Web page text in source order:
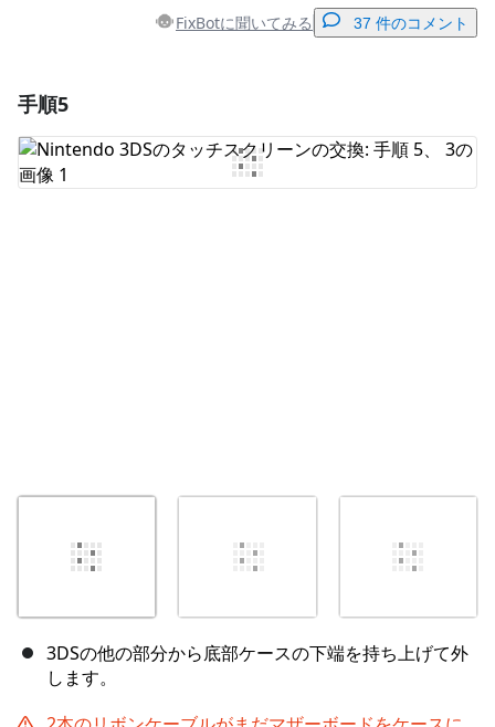
FixBotに聞いてみる 37 件のコメント
コメントを追加
手順5
3DSの他の部分から底部ケースの下端を持ち上げて外
します。